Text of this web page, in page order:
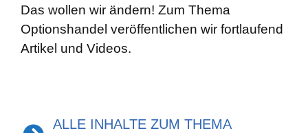
Das wollen wir ändern! Zum Thema
Optionshandel veröffentlichen wir fortlaufend
Artikel und Videos.
ALLE INHALTE ZUM THEMA